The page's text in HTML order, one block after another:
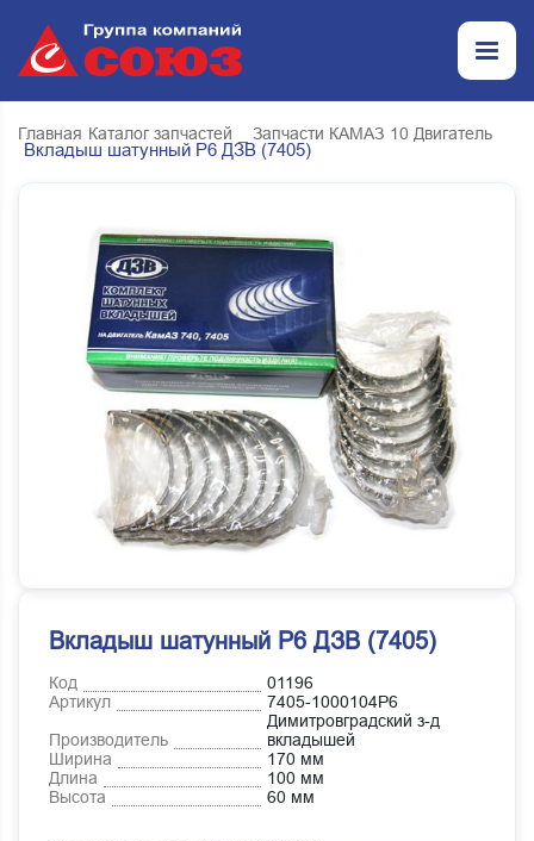
Главная Каталог запчастей _ Запчасти КАМАЗ 10 Двигатель
Вкладыш шатунный Р6 ДЗВ (7405)
Вкладыш шатунный Р6 ДЗВ (7405)
Код
01196
Артикул
7405-1000104Р6
Производитель
Димитровградский з-д
вкладышей
Ширина
170 мм
Длина
100 мм
Высота
60 мм